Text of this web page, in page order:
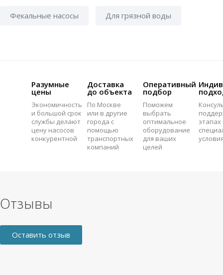
Фекальные насосы Для грязной воды
Разумные
цены
Экономичность
и большой срок
службы делают
цену насосов
конкурентной
Доставка
до объекта
По Москве
или в другие
города с
помощью
транспортных
компаний
Оперативный
подбор
Поможем
выбрать
оптимальное
оборудование
для ваших
целей
этапах
Отзывы
Оставить отзыв